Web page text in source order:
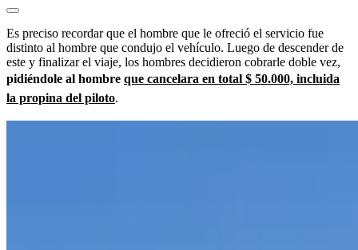
Es preciso recordar que el hombre que le ofreció el servicio fue
distinto al hombre que condujo el vehículo. Luego de descender de
este y finalizar el viaje, los hombres decidieron cobrarle doble vez,
pidiéndole al hombre que cancelara en total $ 50.000, incluida
la propina del piloto.